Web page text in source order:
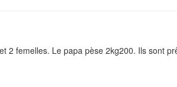
2 femelles. Le papa pèse 2kg200. Ils sont